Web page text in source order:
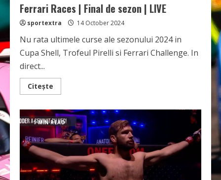
Ferrari Races | Final de sezon | LIVE
sportextra 14 October 2024
Nu rata ultimele curse ale sezonului 2024 in
Cupa Shell, Trofeul Pirelli si Ferrari Challenge. In
direct...
Citește
more
Races
|
Final
de
sezon
|
LIVE
1 MIN READ